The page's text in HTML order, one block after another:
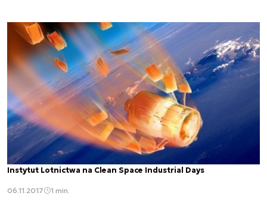
Instytut Lotnictwa na Clean Space Industrial Days
06.11.2017 1 min.